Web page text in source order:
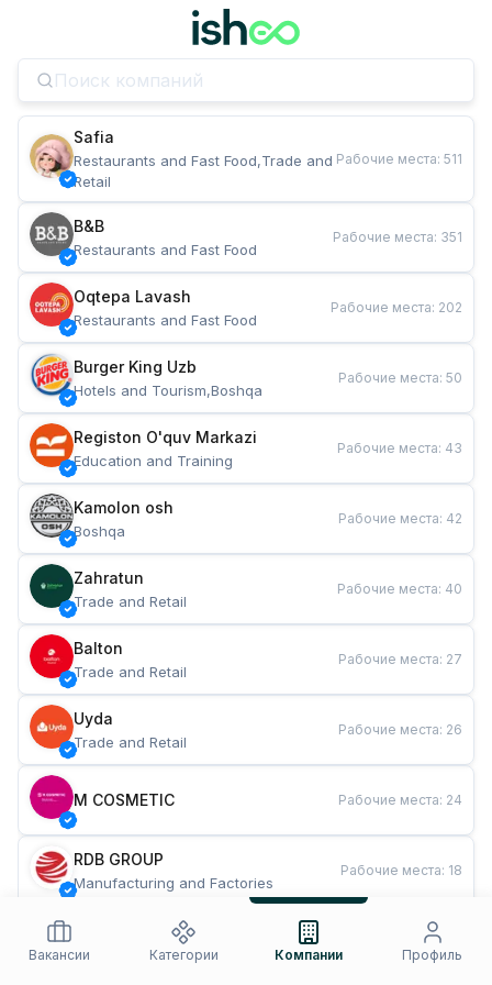
Safia
Restaurants and Fast Food,Trade and
Retail
Рабочие места: 511
B&B
Restaurants and Fast Food
Рабочие места: 351
Oqtepa Lavash
Restaurants and Fast Food
Рабочие места: 202
Burger King Uzb
Hotels and Tourism,Boshqa
Рабочие места: 50
Registon O'quv Markazi
Education and Training
Рабочие места: 43
Kamolon osh
Boshqa
Рабочие места: 42
Zahratun
Trade and Retail
Рабочие места: 40
Balton
Trade and Retail
Рабочие места: 27
Uyda
Trade and Retail
Рабочие места: 26
M COSMETIC Рабочие места: 24
RDB GROUP
Manufacturing and Factories
Рабочие места: 18
Restaurants and Fast Food
Рабочие места
Вакансии
Категории Компании Профиль